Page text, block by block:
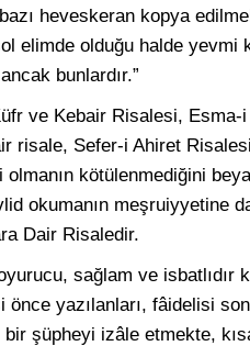
heveskeran kopya
elimde olduğu halde yevmi
bunlardır.”
ve Kebair Risalesi, Esma-
risale, Sefer-i Ahiret
kötülenmediğini
okumanın meşruiyyetine
Dair Risaledir.
sağlam ve isbatlıdır
yazılanları, fâidelisi
şüpheyi izâle etmekte,